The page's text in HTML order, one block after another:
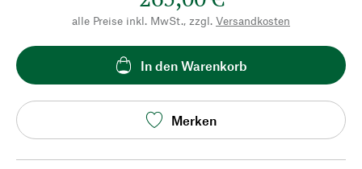
alle Preise inkl. MwSt., zzgl. Versandkosten
In den Warenkorb
Merken